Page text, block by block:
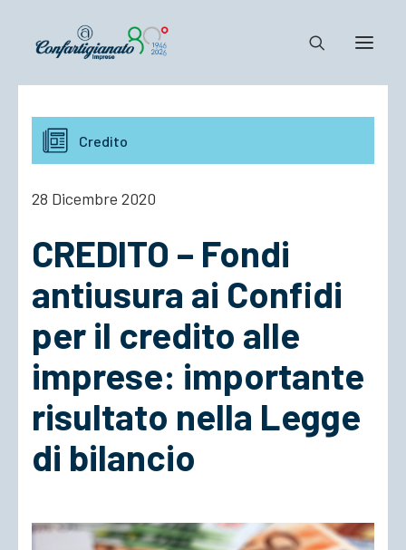
Notizie e Documenti
Confartigianato
Cosa Facciamo
ACCEDI
Credito
28 Dicembre 2020
CREDITO – Fondi
antiusura ai Confidi
per il credito alle
imprese: importante
risultato nella Legge
di bilancio